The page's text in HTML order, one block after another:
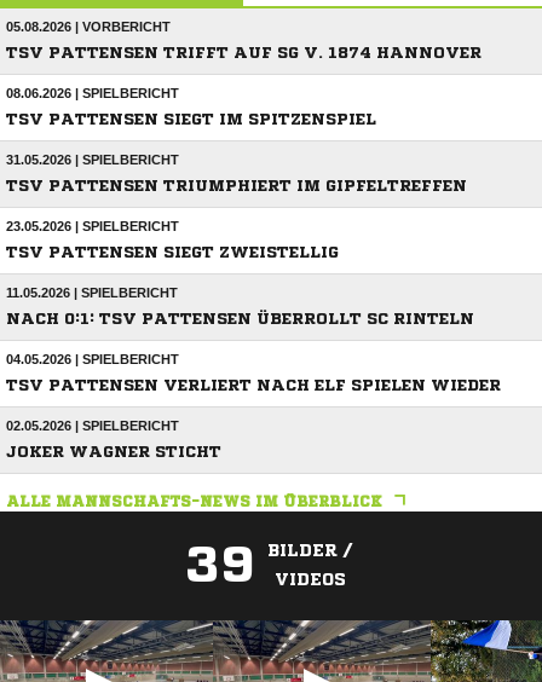
05.08.2026 | VORBERICHT
TSV PATTENSEN TRIFFT AUF SG V. 1874 HANNOVER
08.06.2026 | SPIELBERICHT
TSV PATTENSEN SIEGT IM SPITZENSPIEL
31.05.2026 | SPIELBERICHT
TSV PATTENSEN TRIUMPHIERT IM GIPFELTREFFEN
23.05.2026 | SPIELBERICHT
TSV PATTENSEN SIEGT ZWEISTELLIG
11.05.2026 | SPIELBERICHT
NACH 0:1: TSV PATTENSEN ÜBERROLLT SC RINTELN
04.05.2026 | SPIELBERICHT
TSV PATTENSEN VERLIERT NACH ELF SPIELEN WIEDER
02.05.2026 | SPIELBERICHT
JOKER WAGNER STICHT
ALLE MANNSCHAFTS-NEWS IM ÜBERBLICK
39
BILDER /
VIDEOS